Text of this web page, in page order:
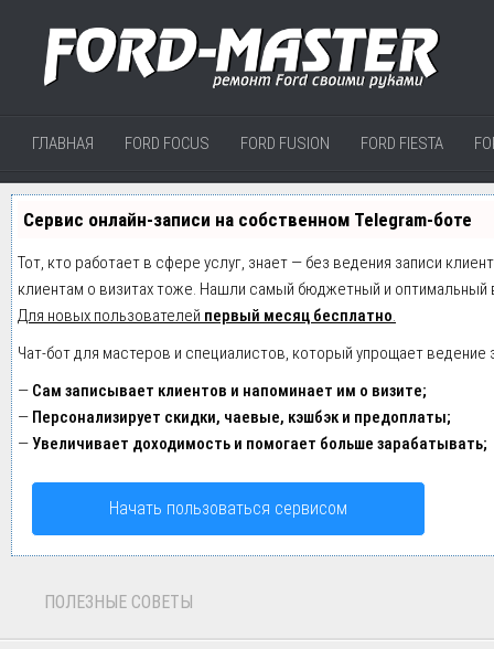
ГЛАВНАЯ FORD FOCUS FORD FUSION FORD FIESTA
Сервис онлайн-записи на собственном Telegram-боте
Тот, кто работает в сфере услуг, знает — без ведения записи
клиентам о визитах тоже. Нашли самый бюджетный и оптимальный
Для новых пользователей первый месяц бесплатно.
Чат-бот для мастеров и специалистов, который упрощает ведение
— Сам записывает клиентов и напоминает им о визите;
— Персонализирует скидки, чаевые, кэшбэк и предоплаты;
—Увеличивает доходимость и помогает больше зарабатывать;
Начать пользоваться сервисом
ПОЛЕЗНЫЕ СОВЕТЫ